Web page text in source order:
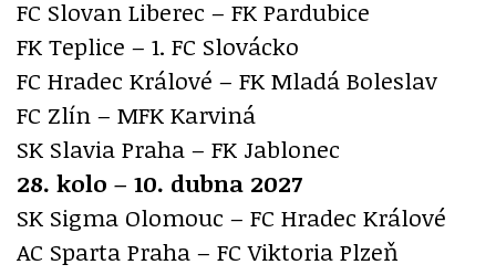
FC Slovan Liberec – FK Pardubice
FK Teplice – 1. FC Slovácko
FC Hradec Králové – FK Mladá Boleslav
FC Zlín – MFK Karviná
SK Slavia Praha – FK Jablonec
28. kolo – 10. dubna 2027
SK Sigma Olomouc – FC Hradec Králové
AC Sparta Praha – FC Viktoria Plzeň